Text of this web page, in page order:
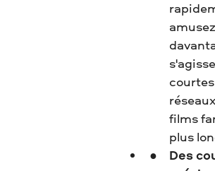
films
plus
Des